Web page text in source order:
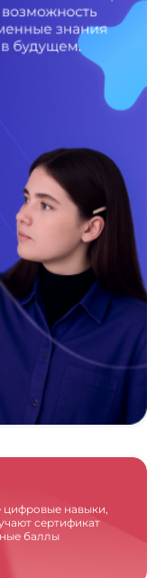
навыки,
сертификат
баллы